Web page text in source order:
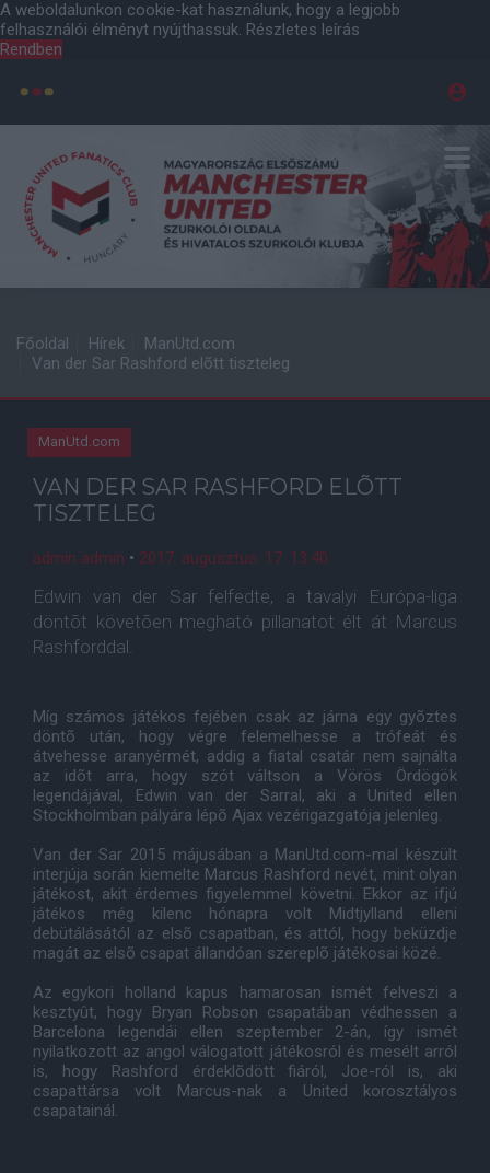
A weboldalunkon cookie-kat használunk, hogy a legjobb
felhasználói élményt nyújthassuk. Részletes leírás
Rendben
Főoldal Hírek
ManUtd.com
Van der Sar Rashford elõtt tiszteleg
ManUtd.com
VAN DER SAR RASHFORD ELÕTT
TISZTELEG
admin admin • 2017. augusztus. 17. 13:40
Edwin van der Sar felfedte, a tavalyi Európa-liga
döntõt követõen megható pillanatot élt át Marcus
Rashforddal.
Míg számos játékos fejében csak az járna egy gyõztes
döntõ után, hogy végre felemelhesse a trófeát és
átvehesse aranyérmét, addig a fiatal csatár nem sajnálta
az idõt arra, hogy szót váltson a Vörös Ördögök
legendájával, Edwin van der Sarral, aki a United ellen
Stockholmban pályára lépõ Ajax vezérigazgatója jelenleg.
Van der Sar 2015 májusában a ManUtd.com-mal készült
interjúja során kiemelte Marcus Rashford nevét, mint olyan
játékost, akit érdemes figyelemmel követni. Ekkor az ifjú
játékos még kilenc hónapra volt Midtjylland elleni
debütálásától az elsõ csapatban, és attól, hogy beküzdje
magát az elsõ csapat állandóan szereplõ játékosai közé.
Az egykori holland kapus hamarosan ismét felveszi a
kesztyût, hogy Bryan Robson csapatában védhessen a
Barcelona legendái ellen szeptember 2-án, így ismét
nyilatkozott az angol válogatott játékosról és mesélt arról
is, hogy Rashford érdeklõdött fiáról, Joe-ról is, aki
csapattársa volt Marcus-nak a United korosztályos
csapatainál.